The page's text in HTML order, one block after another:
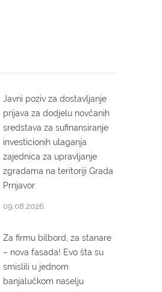
Javni poziv za dostavljanje
prijava za dodjelu novčanih
sredstava za sufinansiranje
investicionih ulaganja
zajednica za upravljanje
zgradama na teritoriji Grada
Prnjavor
09.08.2026.
Za firmu bilbord, za stanare
– nova fasada! Evo šta su
smislili u jednom
banjalučkom naselju